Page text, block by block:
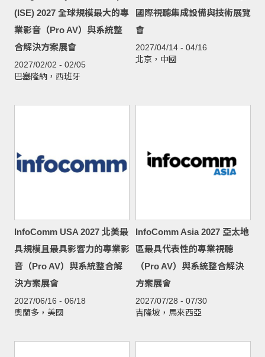
(ISE) 2027 全球規模最大的專
業影音（Pro AV）與系統整
合解決方案展會
2027/02/02 - 02/05
巴塞隆納，西班牙
國際視聽集成設備與技術展覽
會
2027/04/14 - 04/16
北京，中國
InfoComm USA 2027 北美最
具規模且最具影響力的專業影
音（Pro AV）與系統整合解
決方案展會
2027/06/16 - 06/18
奧蘭多，美國
InfoComm Asia 2027 亞太地
區最具代表性的專業視聽
（Pro AV）與系統整合解決
方案展會
2027/07/28 - 07/30
吉隆坡，馬來西亞